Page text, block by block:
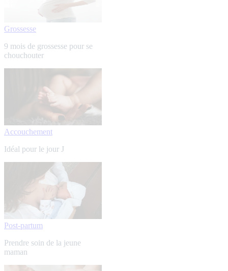
Grossesse
9 mois de grossesse pour se
chouchouter
Accouchement
Idéal pour le jour J
Post-partum
Prendre soin de la jeune
maman